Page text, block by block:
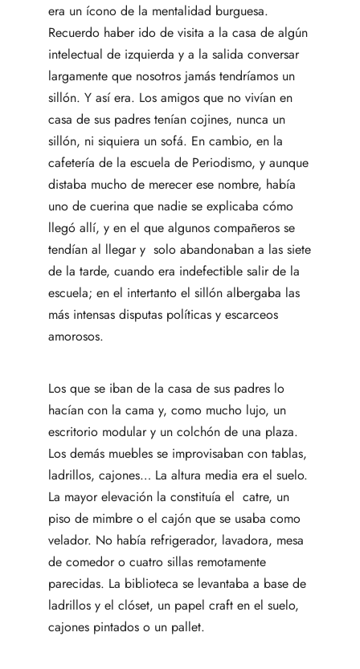
era un ícono de la mentalidad burguesa.
Recuerdo haber ido de visita a la casa de algún
intelectual de izquierda y a la salida conversar
largamente que nosotros jamás tendríamos un
sillón. Y así era. Los amigos que no vivían en
casa de sus padres tenían cojines, nunca un
sillón, ni siquiera un sofá. En cambio, en la
cafetería de la escuela de Periodismo, y aunque
distaba mucho de merecer ese nombre, había
uno de cuerina que nadie se explicaba cómo
llegó allí, y en el que algunos compañeros se
tendían al llegar y solo abandonaban a las siete
de la tarde, cuando era indefectible salir de la
escuela; en el intertanto el sillón albergaba las
más intensas disputas políticas y escarceos
amorosos.
Los que se iban de la casa de sus padres lo
hacían con la cama y, como mucho lujo, un
escritorio modular y un colchón de una plaza.
Los demás muebles se improvisaban con tablas,
ladrillos, cajones… La altura media era el suelo.
La mayor elevación la constituía el catre, un
piso de mimbre o el cajón que se usaba como
velador. No había refrigerador, lavadora, mesa
de comedor o cuatro sillas remotamente
parecidas. La biblioteca se levantaba a base de
ladrillos y el clóset, un papel craft en el suelo,
cajones pintados o un pallet.